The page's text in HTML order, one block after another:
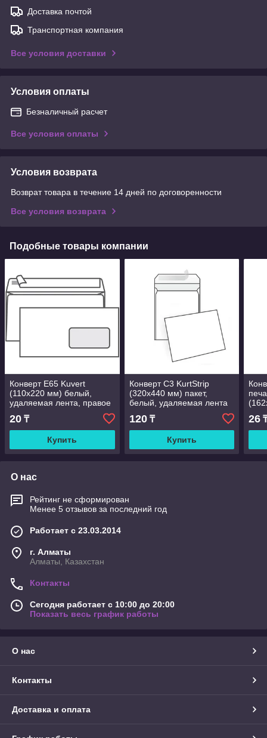
Доставка почтой
Транспортная компания
Все условия доставки
Условия оплаты
Безналичный расчет
Все условия оплаты
Условия возврата
Возврат товара в течение 14 дней по договоренности
Все условия возврата
Подобные товары компании
Конверт Е65 Kuvert
(110х220 мм) белый,
удаляемая лента, правое
окно 45х90 мм
20 ₸
Купить
Конверт С3 KurtStrip
(320х440 мм) пакет,
белый, удаляемая лента
120₸
Купить
26
О нас
Рейтинг не сформирован
Менее 5 отзывов за последний год
Работает с 23.03.2014
г. Алматы
Алматы, Казахстан
Контакты
Сегодня работает с 10:00 до 20:00
Показать весь график работы
О нас
Контакты
Доставка и оплата